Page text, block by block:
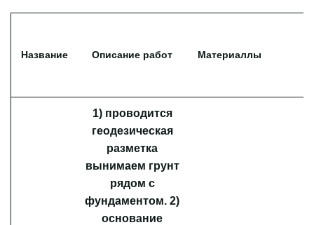
Название Описание работ Материаллы
1) проводится
геодезическая
разметка
вынимаем грунт
рядом с
фундаментом. 2)
основание